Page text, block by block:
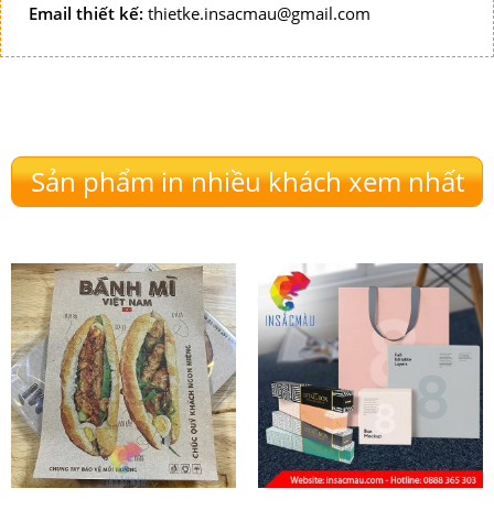
Email thiết kế: thietke.insacmau@gmail.com
Sản phẩm in nhiều khách xem nhất